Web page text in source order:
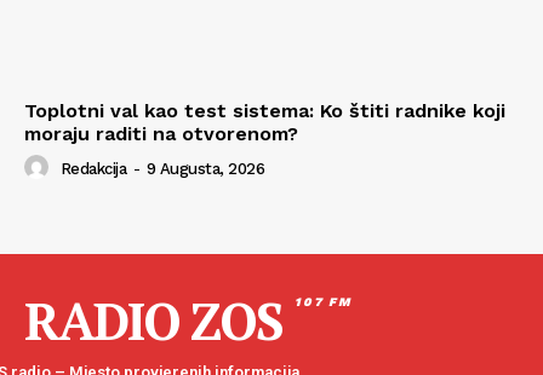
Toplotni val kao test sistema: Ko štiti radnike koji
moraju raditi na otvorenom?
Redakcija - 9 Augusta, 2026
RADIO ZOS 107 FM